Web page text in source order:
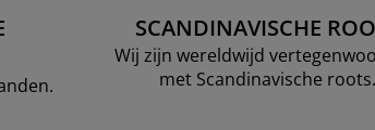
SCANDINAVISCHE
Wij zijn wereldwijd
met Scandinavische roots.